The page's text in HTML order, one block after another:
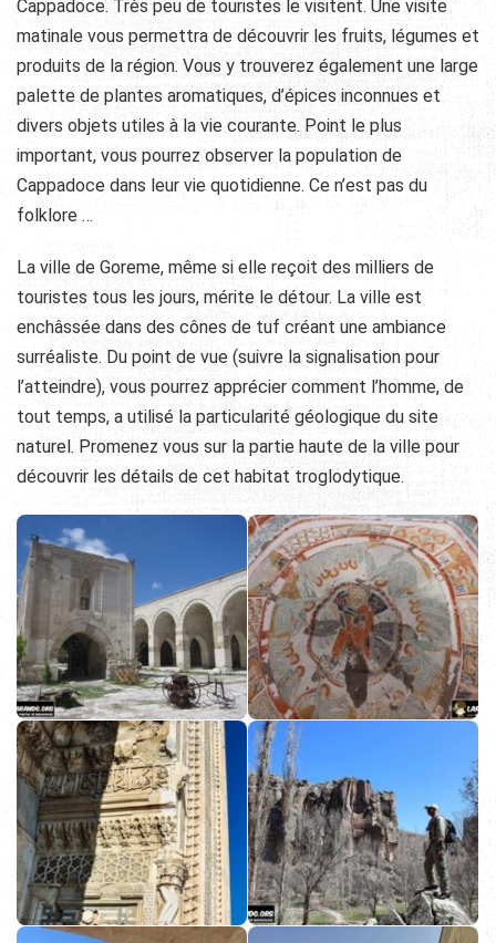
Cappadoce. Très peu de touristes le visitent. Une visite
matinale vous permettra de découvrir les fruits, légumes et
produits de la région. Vous y trouverez également une large
palette de plantes aromatiques, d’épices inconnues et
divers objets utiles à la vie courante. Point le plus
important, vous pourrez observer la population de
Cappadoce dans leur vie quotidienne. Ce n’est pas du
folklore …
La ville de Goreme, même si elle reçoit des milliers de
touristes tous les jours, mérite le détour. La ville est
enchâssée dans des cônes de tuf créant une ambiance
surréaliste. Du point de vue (suivre la signalisation pour
l’atteindre), vous pourrez apprécier comment l’homme, de
tout temps, a utilisé la particularité géologique du site
naturel. Promenez vous sur la partie haute de la ville pour
découvrir les détails de cet habitat troglodytique.